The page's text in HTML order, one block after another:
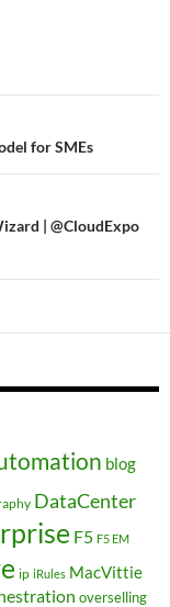
for SMEs
| @CloudExpo
blog
DataCenter
F5 F5 EM
ip iRules MacVittie
overselling